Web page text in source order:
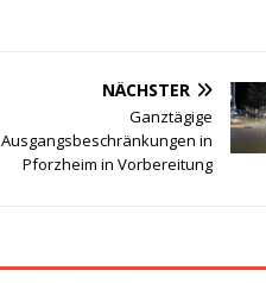
NÄCHSTER
Ganztägige
Ausgangsbeschränkungen in
Pforzheim in Vorbereitung